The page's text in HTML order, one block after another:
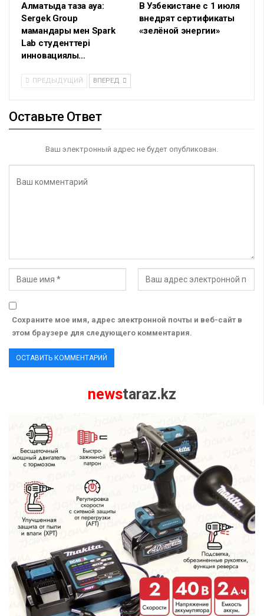
Алматыда таза ауа:
Sergek Group
мамандары мен Spark
Lab студенттері
инновациялық…
В Узбекистане с 1 июля
внедрят сертификаты
«зелёной энергии»
ПРЕДЫДУЩИЙ ВПЕРЕД
Оставьте Ответ
Ваш электронный адрес не будет опубликован.
Сохраните мое имя, адрес электронной почты и веб-сайт в
этом браузере для следующего комментария.
newstaraz.kz